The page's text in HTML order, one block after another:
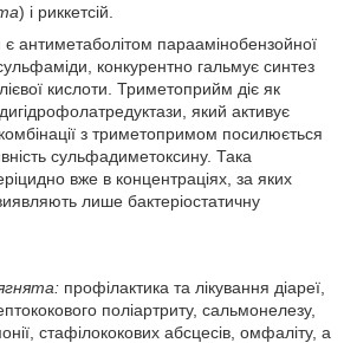
) і риккетсій.
антиметаболітом параамінобензойної
конкурентно гальмує синтез
кислоти. Триметоприйм діє як
який активує
з триметопримом посилюється
сульфадиметоксину. Така
вже в концентраціях, за яких
лише бактеріостатичну
профілактика та лікування діареї,
поліартриту, сальмонелезу,
стафілококових абсцесів, омфаліту, а